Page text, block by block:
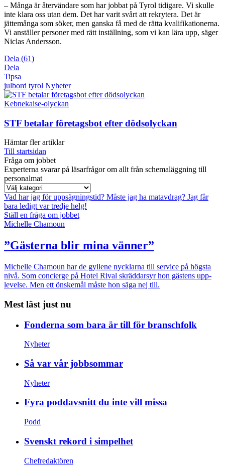
– Många är återvändare som har jobbat på Tyrol tidigare. Vi skulle
inte klara oss utan dem. Det har varit svårt att rekrytera. Det är
jättemånga som söker, men ganska få med de rätta kvalifikationerna.
Vi anställer personer med rätt inställning, som vi kan lära upp, säger
Niclas Andersson.
Dela (61)
Dela
Tipsa
julbord tyrol Nyheter
Kebnekaise-olyckan
STF betalar företagsbot efter dödsolyckan
Hämtar fler artiklar
Till startsidan
Fråga om jobbet
Experterna svarar på läsarfrågor om allt från schemaläggning till
personalmat
Vad har jag för uppsägningstid? Måste jag ha matavdrag? Jag får
bara ledigt var tredje helg!
Ställ en fråga om jobbet
Michelle Chamoun
”Gästerna blir mina vänner”
Michelle Chamoun har de gyllene nycklarna till service på högsta
nivå. Som concierge på Hotel Rival skräddarsyr hon gästens upp­
levelse. Men ett önskemål måste hon säga nej till.
Mest läst just nu
Fonderna som bara är till för branschfolk
Nyheter
Så var vår jobbsommar
Nyheter
Fyra poddavsnitt du inte vill missa
Podd
Svenskt rekord i simpelhet
Chefredaktören